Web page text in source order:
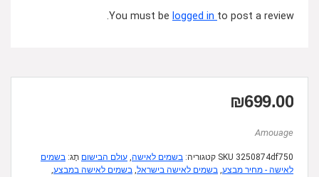
You must be logged in to post a review.
₪699.00
Amouage
SKU 3250874df750 קטגוריה: בשמים לאישה, עולם הבישום תָג: בשמים
לאישה - מחיר מבצע, בשמים לאישה בישראל, בשמים לאישה במבצע,